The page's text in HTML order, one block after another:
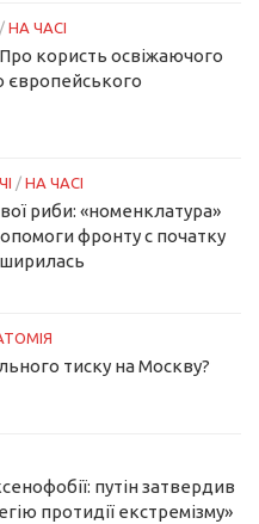
/ НА ЧАСІ
користь освіжаючого
/ НА ЧАСІ
риби: «номенклатура»
фронту с початку
тиску на Москву?
путін затвердив
протидії екстремізму»